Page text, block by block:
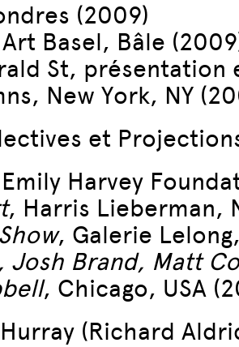
(2009)
Basel, Bâle
St, présentation
New York, NY
et
Harvey
, Harris Lieberman,
, Galerie
Josh Brand, Matt
, Chicago, USA
(Richard